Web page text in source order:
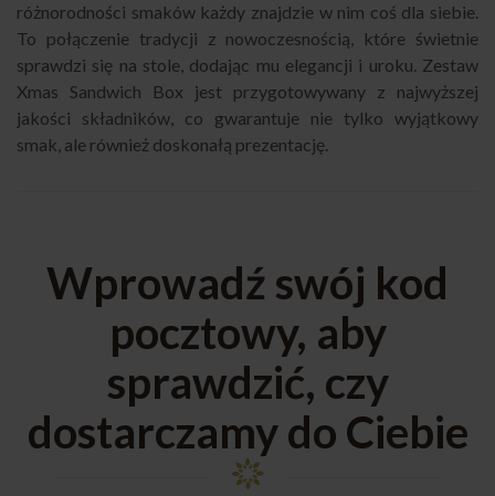
różnorodności smaków każdy znajdzie w nim coś dla siebie.
To połączenie tradycji z nowoczesnością, które świetnie
sprawdzi się na stole, dodając mu elegancji i uroku. Zestaw
Xmas Sandwich Box jest przygotowywany z najwyższej
jakości składników, co gwarantuje nie tylko wyjątkowy
smak, ale również doskonałą prezentację.
Wprowadź swój kod
pocztowy, aby
sprawdzić, czy
dostarczamy do Ciebie